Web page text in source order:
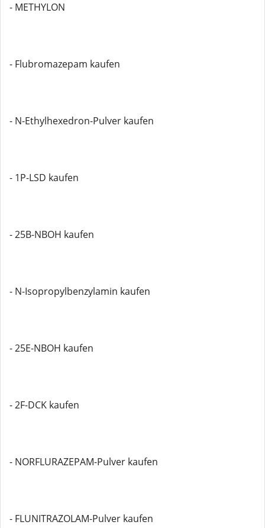
- METHYLON
- Flubromazepam kaufen
- N-Ethylhexedron-Pulver kaufen
- 1P-LSD kaufen
- 25B-NBOH kaufen
- N-Isopropylbenzylamin kaufen
- 25E-NBOH kaufen
- 2F-DCK kaufen
- NORFLURAZEPAM-Pulver kaufen
- FLUNITRAZOLAM-Pulver kaufen